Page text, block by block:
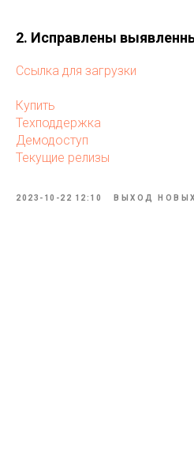
2. Исправлены
Ссылка для загрузки
Купить
Техподдержка
Демодоступ
Текущие релизы
2023-10-22 12:10 ВЫХОД